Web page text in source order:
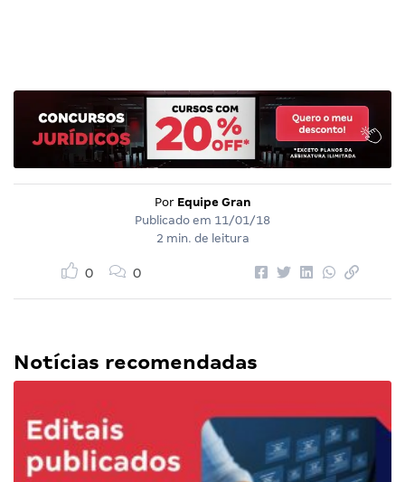
Por Equipe Gran
Publicado em 11/01/18
2 min. de leitura
0 0
Notícias recomendadas